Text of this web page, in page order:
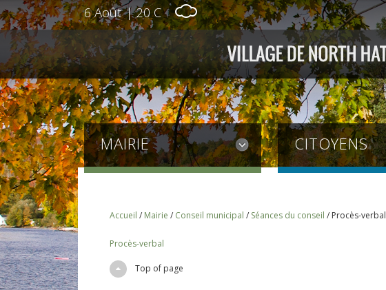
6 Août | 20 C
MAIRIE CITOYENS
Accueil / Mairie / Conseil municipal / Séances du conseil / Procès-verbal
Procès-verbal
Top of page